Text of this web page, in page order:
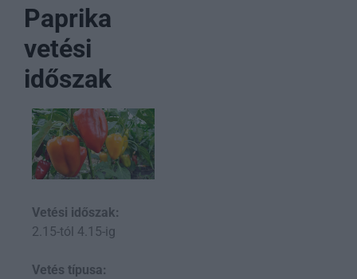
Paprika
vetési
időszak
Vetési időszak:
2.15-tól 4.15-ig
Vetés típusa: